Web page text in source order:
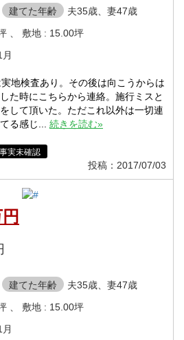
建てた年齢
夫35歳、妻47歳
、 敷地 : 15.00坪
地検査あり。その後は向こうからは
た時にこちらから連絡。施行ミスと
して頂いた。ただこれ以外は一切連
る感じ... 続きを読む»
事実未確認
投稿：2017/07/03
建てた年齢
夫35歳、妻47歳
、 敷地 : 15.00坪